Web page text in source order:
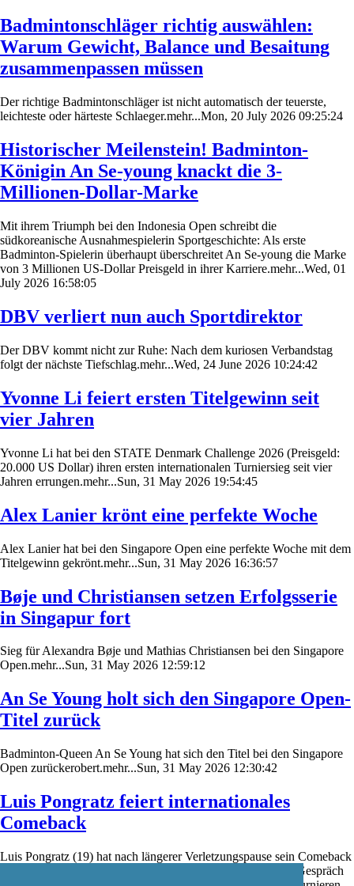
Badmintonschläger richtig auswählen:
Warum Gewicht, Balance und Besaitung
zusammenpassen müssen
Der richtige Badmintonschläger ist nicht automatisch der teuerste,
leichteste oder härteste Schlaeger.mehr...Mon, 20 July 2026 09:25:24
Historischer Meilenstein! Badminton-
Königin An Se-young knackt die 3-
Millionen-Dollar-Marke
Mit ihrem Triumph bei den Indonesia Open schreibt die
südkoreanische Ausnahmespielerin Sportgeschichte: Als erste
Badminton-Spielerin überhaupt überschreitet An Se-young die Marke
von 3 Millionen US-Dollar Preisgeld in ihrer Karriere.mehr...Wed, 01
July 2026 16:58:05
DBV verliert nun auch Sportdirektor
Der DBV kommt nicht zur Ruhe: Nach dem kuriosen Verbandstag
folgt der nächste Tiefschlag.mehr...Wed, 24 June 2026 10:24:42
Yvonne Li feiert ersten Titelgewinn seit
vier Jahren
Yvonne Li hat bei den STATE Denmark Challenge 2026 (Preisgeld:
20.000 US Dollar) ihren ersten internationalen Turniersieg seit vier
Jahren errungen.mehr...Sun, 31 May 2026 19:54:45
Alex Lanier krönt eine perfekte Woche
Alex Lanier hat bei den Singapore Open eine perfekte Woche mit dem
Titelgewinn gekrönt.mehr...Sun, 31 May 2026 16:36:57
Bøje und Christiansen setzen Erfolgsserie
in Singapur fort
Sieg für Alexandra Bøje und Mathias Christiansen bei den Singapore
Open.mehr...Sun, 31 May 2026 12:59:12
An Se Young holt sich den Singapore Open-
Titel zurück
Badminton-Queen An Se Young hat sich den Titel bei den Singapore
Open zurückerobert.mehr...Sun, 31 May 2026 12:30:42
Luis Pongratz feiert internationales
Comeback
Luis Pongratz (19) hat nach längerer Verletzungspause sein Comeback
auf der internationalen Badminton-Turnierserie gefeiert. Im Gespräch